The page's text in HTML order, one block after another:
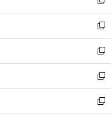
ン
ド
ウ
で
開
く
い
ウ
ィ
ン
ド
ウ
で
開
く
新
し
い
ウ
ィ
ン
ド
ウ
で
開
新
し
い
ウ
ィ
ン
ド
ウ
新
し
い
ウ
ィ
ン
新
し
い
ウ
新
し